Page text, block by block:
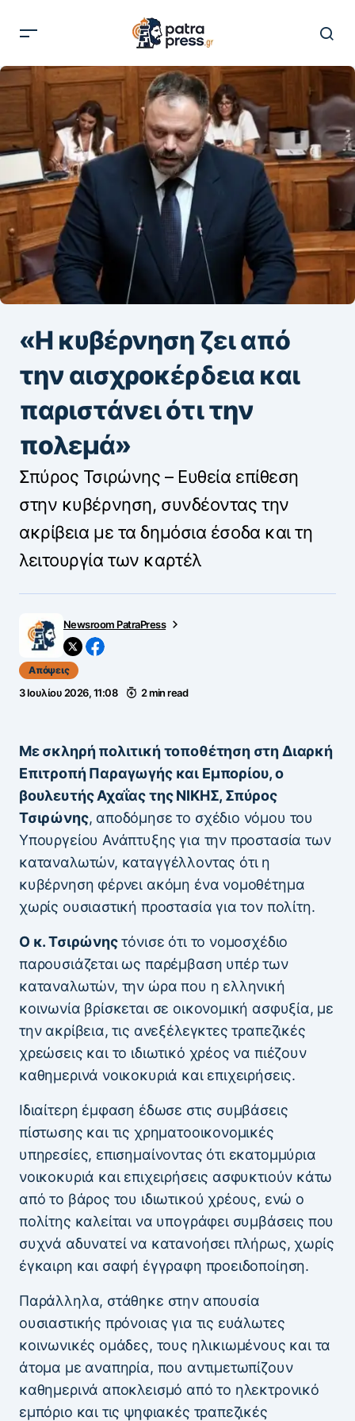
«Η κυβέρνηση ζει από
την αισχροκέρδεια και
παριστάνει ότι την
πολεμά»
Σπύρος Τσιρώνης – Ευθεία επίθεση
στην κυβέρνηση, συνδέοντας την
ακρίβεια με τα δημόσια έσοδα και τη
λειτουργία των καρτέλ
Newsroom PatraPress
Απόψεις
3 Ιουλίου 2026, 11:08 2 min read
Με σκληρή πολιτική τοποθέτηση στη Διαρκή
Επιτροπή Παραγωγής και Εμπορίου, ο
βουλευτής Αχαΐας της ΝΙΚΗΣ, Σπύρος
Τσιρώνης, αποδόμησε το σχέδιο νόμου του
Υπουργείου Ανάπτυξης για την προστασία των
καταναλωτών, καταγγέλλοντας ότι η
κυβέρνηση φέρνει ακόμη ένα νομοθέτημα
χωρίς ουσιαστική προστασία για τον πολίτη.
Ο κ. Τσιρώνηςτόνισε ότι το νομοσχέδιο
παρουσιάζεται ως παρέμβαση υπέρ των
καταναλωτών, την ώρα που η ελληνική
κοινωνία βρίσκεται σε οικονομική ασφυξία, με
την ακρίβεια, τις ανεξέλεγκτες τραπεζικές
χρεώσεις και το ιδιωτικό χρέος να πιέζουν
καθημερινά νοικοκυριά και επιχειρήσεις.
Ιδιαίτερη έμφαση έδωσε στις συμβάσεις
πίστωσης και τις χρηματοοικονομικές
υπηρεσίες, επισημαίνοντας ότι εκατομμύρια
νοικοκυριά και επιχειρήσεις ασφυκτιούν κάτω
από το βάρος του ιδιωτικού χρέους, ενώ ο
πολίτης καλείται να υπογράφει συμβάσεις που
συχνά αδυνατεί να κατανοήσει πλήρως, χωρίς
έγκαιρη και σαφή έγγραφη προειδοποίηση.
Παράλληλα, στάθηκε στην απουσία
ουσιαστικής πρόνοιας για τις ευάλωτες
κοινωνικές ομάδες, τους ηλικιωμένους και τα
άτομα με αναπηρία, που αντιμετωπίζουν
καθημερινά αποκλεισμό από το ηλεκτρονικό
εμπόριο και τις ψηφιακές τραπεζικές